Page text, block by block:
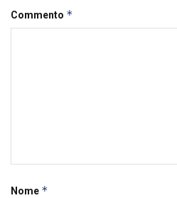
Commento *
Nome *